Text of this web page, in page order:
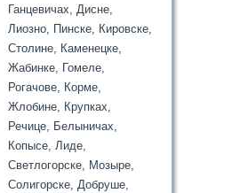
Ганцевичах, Дисне,
Лиозно, Пинске, Кировске,
Столине, Каменецке,
Жабинке, Гомеле,
Рогачове, Корме,
Жлобине, Крупках,
Речице, Белыничах,
Копысе, Лиде,
Светлогорске, Мозыре,
Солигорске, Добруше,